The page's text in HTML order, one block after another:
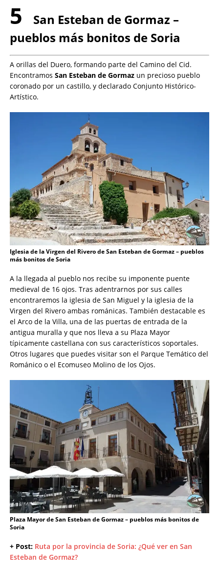
5
San Esteban de Gormaz –
pueblos más bonitos de Soria
A orillas del Duero, formando parte del Camino del Cid.
Encontramos San Esteban de Gormaz un precioso pueblo
coronado por un castillo, y declarado Conjunto Histórico-
Artístico.
Iglesia de la Virgen del Rivero de San Esteban de Gormaz – pueblos
más bonitos de Soria
A la llegada al pueblo nos recibe su imponente puente
medieval de 16 ojos. Tras adentrarnos por sus calles
encontraremos la iglesia de San Miguel y la iglesia de la
Virgen del Rivero ambas románicas. También destacable es
el Arco de la Villa, una de las puertas de entrada de la
antigua muralla y que nos lleva a su Plaza Mayor
típicamente castellana con sus característicos soportales.
Otros lugares que puedes visitar son el Parque Temático del
Románico o el Ecomuseo Molino de los Ojos.
Plaza Mayor de San Esteban de Gormaz – pueblos más bonitos de
Soria
+ Post: Ruta por la provincia de Soria: ¿Qué ver en San
Esteban de Gormaz?